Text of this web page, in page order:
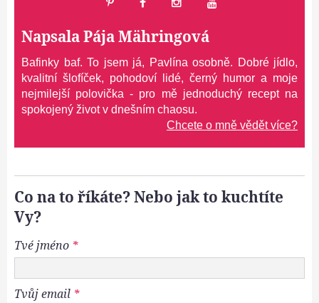
NapsalaPája Mähringová
Bafinky baf. To jsem já, Pavlína osobně. Dobré jídlo,
kvalitní šlofíček, pohodoví lidé, černý humor a moje
nejmilejší polovička - pro mě jednoduchý recept na
spokojený život v dnešním chaosu.
Chcete o mně vědět více?
Co na to říkáte? Nebo jak to kuchtíte
Vy?
Tvé jméno *
Tvůj email *